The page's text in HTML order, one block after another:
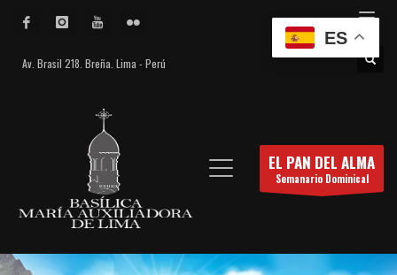
Av. Brasil 218. Breña. Lima - Perú
EL PAN DEL ALMA
Semanario Dominical
ES